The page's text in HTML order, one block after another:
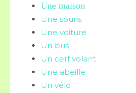
Une maison
Une souris
Une voiture
Un bus
Un cerf volant
Une abeille
Un vélo